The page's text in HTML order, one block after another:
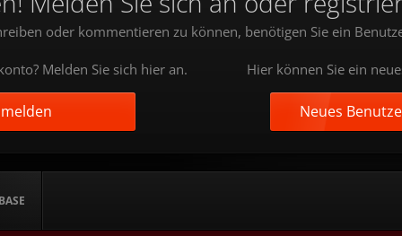
oder kommentieren zu können, benötigen Sie ein
Melden Sie sich hier an. Hier können Sie ein
Neues